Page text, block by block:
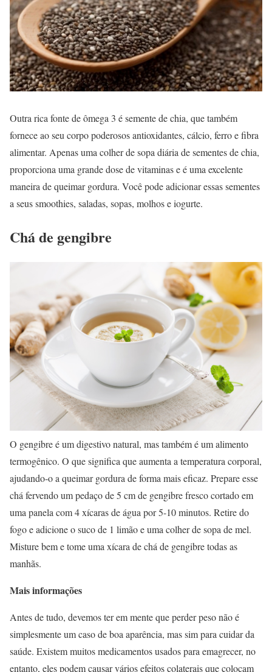
Outra rica fonte de ômega 3 é semente de chia, que também
fornece ao seu corpo poderosos antioxidantes, cálcio, ferro e fibra
alimentar. Apenas uma colher de sopa diária de sementes de chia,
proporciona uma grande dose de vitaminas e é uma excelente
maneira de queimar gordura. Você pode adicionar essas sementes
a seus smoothies, saladas, sopas, molhos e iogurte.
Chá de gengibre
O gengibre é um digestivo natural, mas também é um alimento
termogênico. O que significa que aumenta a temperatura corporal,
ajudando-o a queimar gordura de forma mais eficaz. Prepare esse
chá fervendo um pedaço de 5 cm de gengibre fresco cortado em
uma panela com 4 xícaras de água por 5-10 minutos. Retire do
fogo e adicione o suco de 1 limão e uma colher de sopa de mel.
Misture bem e tome uma xícara de chá de gengibre todas as
manhãs.
Mais informações
Antes de tudo, devemos ter em mente que perder peso não é
simplesmente um caso de boa aparência, mas sim para cuidar da
saúde. Existem muitos medicamentos usados para emagrecer, no
entanto, eles podem causar vários efeitos colaterais que colocam